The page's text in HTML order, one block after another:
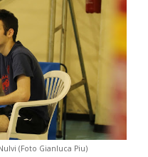
(Foto Gianluca Piu)